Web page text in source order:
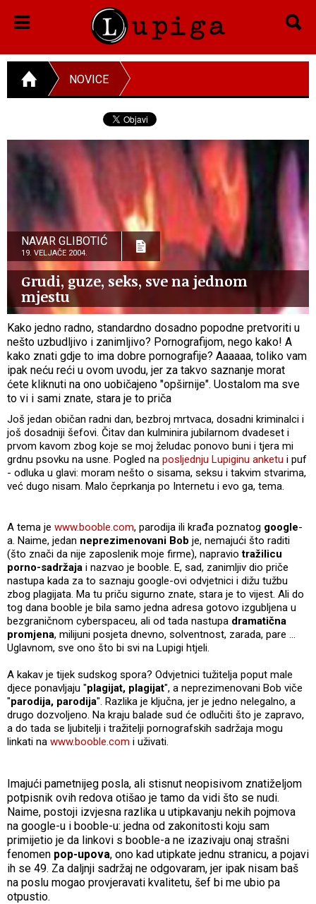
NOVICE
NAVAR GLIBOTIĆ
19. VELJAČE 2004.
Grudi, guze, seks, sve na jednom
mjestu
Kako jedno radno, standardno dosadno popodne pretvoriti u
nešto uzbudljivo i zanimljivo? Pornografijom, nego kako! A
kako znati gdje to ima dobre pornografije? Aaaaaa, toliko vam
ipak neću reći u ovom uvodu, jer za takvo saznanje morat
ćete kliknuti na ono uobičajeno "opširnije". Uostalom ma sve
to vi i sami znate, stara je to priča
Još jedan običan radni dan, bezbroj mrtvaca, dosadni kriminalci i
još dosadniji šefovi. Čitav dan kulminira jubilarnom dvadeset i
prvom kavom zbog koje se moj želudac ponovo buni i tjera mi
grdnu psovku na usne. Pogled na posljednju Lupiginu anketu i puf
- odluka u glavi: moram nešto o sisama, seksu i takvim stvarima,
već dugo nisam. Malo čeprkanja po Internetu i evo ga, tema.
A tema je www.booble.com, parodija ili krađa poznatog google-
a. Naime, jedan neprezimenovani Bob je, nemajući što raditi
(što znači da nije zaposlenik moje firme), napraviotražilicu
porno-sadržaja i nazvao je booble. E, sad, zanimljiv dio priče
nastupa kada za to saznaju google-ovi odvjetnici i dižu tužbu
zbog plagijata. Ma tu priču sigurno znate, stara je to vijest. Ali do
tog dana booble je bila samo jedna adresa gotovo izgubljena u
bezgraničnom cyberspaceu, ali od tada nastupa dramatična
promjena, milijuni posjeta dnevno, solventnost, zarada, pare ...
Uglavnom, sve ono što bi svi na Lupigi htjeli.
A kakav je tijek sudskog spora? Odvjetnici tužitelja poput male
djece ponavljaju "plagijat, plagijat", a neprezimenovani Bob viče
"parodija, parodija". Razlika je ključna, jer je jedno nelegalno, a
drugo dozvoljeno. Na kraju balade sud će odlučiti što je zapravo,
a do tada se ljubitelji i tražitelji pornografskih sadržaja mogu
linkati na www.booble.com i uživati.
Imajući pametnijeg posla, ali stisnut neopisivom znatiželjom
potpisnik ovih redova otišao je tamo da vidi što se nudi.
Naime, postoji izvjesna razlika u utipkavanju nekih pojmova
na google-u i booble-u: jedna od zakonitosti koju sam
primijetio je da linkovi s booble-a ne izazivaju onaj strašni
fenomen pop-upova, ono kad utipkate jednu stranicu, a pojavi
ih se 49. Za daljnji sadržaj ne odgovaram, jer ipak nisam baš
na poslu mogao provjeravati kvalitetu, šef bi me ubio pa
otpustio.